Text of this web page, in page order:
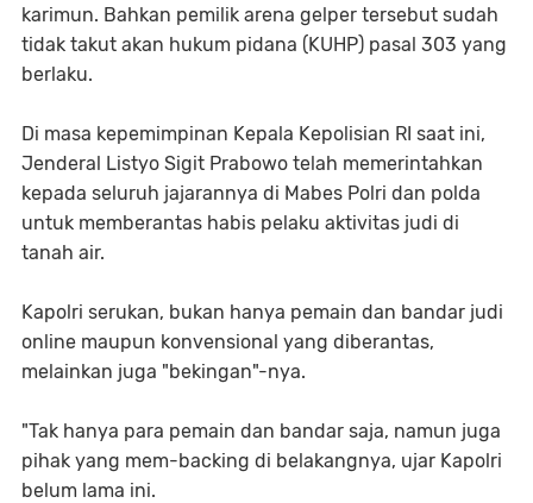
karimun. Bahkan pemilik arena gelper tersebut sudah
tidak takut akan hukum pidana (KUHP) pasal 303 yang
berlaku.
Di masa kepemimpinan Kepala Kepolisian RI saat ini,
Jenderal Listyo Sigit Prabowo telah memerintahkan
kepada seluruh jajarannya di Mabes Polri dan polda
untuk memberantas habis pelaku aktivitas judi di
tanah air.
Kapolri serukan, bukan hanya pemain dan bandar judi
online maupun konvensional yang diberantas,
melainkan juga "bekingan"-nya.
"Tak hanya para pemain dan bandar saja, namun juga
pihak yang mem-backing di belakangnya, ujar Kapolri
belum lama ini.